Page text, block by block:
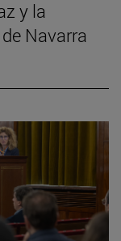
y la
Navarra